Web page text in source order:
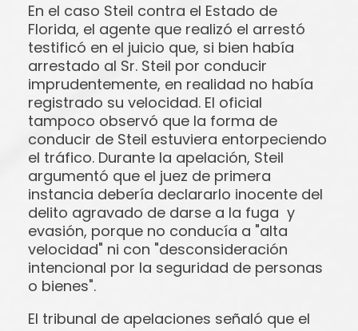
En el caso Steil contra el Estado de
Florida, el agente que realizó el arrestó
testificó en el juicio que, si bien había
arrestado al Sr. Steil por conducir
imprudentemente, en realidad no había
registrado su velocidad. El oficial
tampoco observó que la forma de
conducir de Steil estuviera entorpeciendo
el tráfico. Durante la apelación, Steil
argumentó que el juez de primera
instancia debería declararlo inocente del
delito agravado de darse a la fuga y
evasión, porque no conducía a "alta
velocidad" ni con "desconsideración
intencional por la seguridad de personas
o bienes".
El tribunal de apelaciones señaló que el